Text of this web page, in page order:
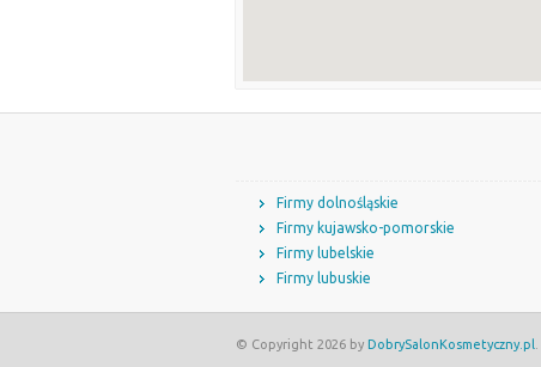
Firmy dolnośląskie
Firmy kujawsko-pomorskie
Firmy lubelskie
Firmy lubuskie
© Copyright 2026 by DobrySalonKosmetyczny.pl